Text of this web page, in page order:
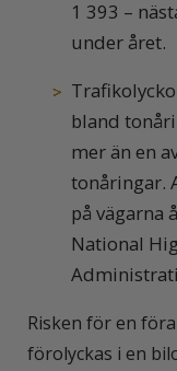
1 393 –
under året.
bland
mer än en
tonåringar.
på vägarna
National
Risken för en
förolyckas i en